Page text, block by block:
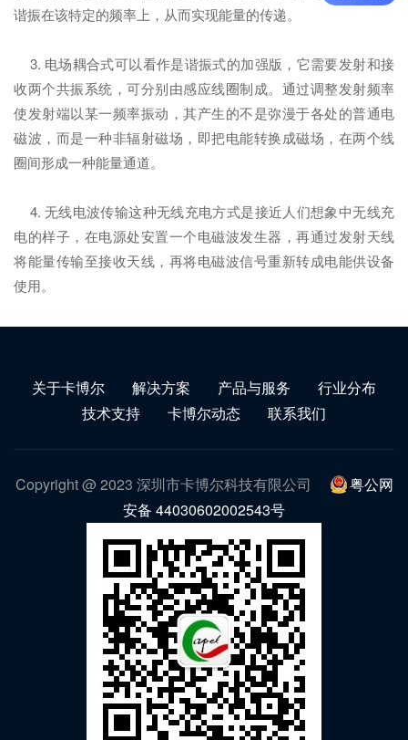
谐振在该特定的频率上，从而实现能量的传递。
3. 电场耦合式可以看作是谐振式的加强版，它需要发射和接
收两个共振系统，可分别由感应线圈制成。通过调整发射频率
使发射端以某一频率振动，其产生的不是弥漫于各处的普通电
磁波，而是一种非辐射磁场，即把电能转换成磁场，在两个线
圈间形成一种能量通道。
4. 无线电波传输这种无线充电方式是接近人们想象中无线充
电的样子，在电源处安置一个电磁波发生器，再通过发射天线
将能量传输至接收天线，再将电磁波信号重新转成电能供设备
使用。
关于卡博尔 解决方案 产品与服务
行业分布
技术支持
卡博尔动态 联系我们
Copyright @ 2023 深圳市卡博尔科技有限公司
粤公网
安备 44030602002543号